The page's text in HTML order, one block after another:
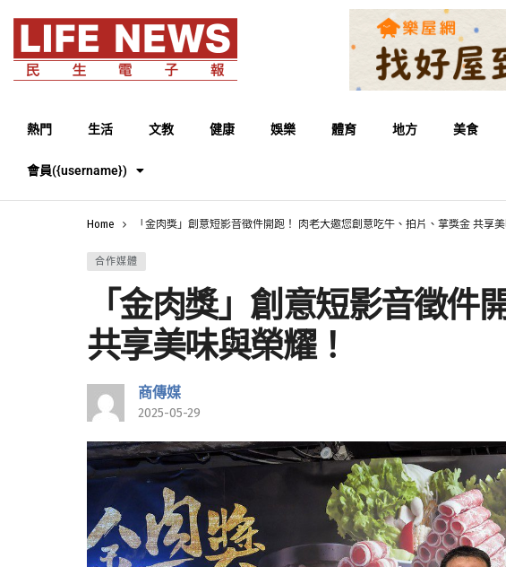
熱門 生活 文教 健康 娛樂 體育 地方 美食
會員({username})
Home 「金肉獎」創意短影音徵件開跑！ 肉老大邀您創意吃牛、拍片、拿獎金 共享美
合作媒體
「金肉獎」創意短影音徵
共享美味與榮耀！
商傳媒
2025-05-29